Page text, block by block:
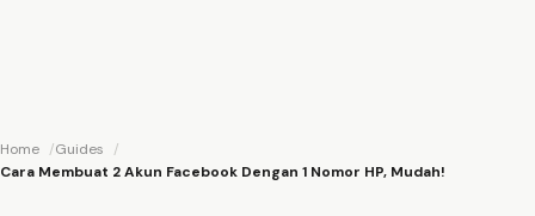
Home
Guides
Cara Membuat 2 Akun Facebook Dengan 1 Nomor HP, Mudah!